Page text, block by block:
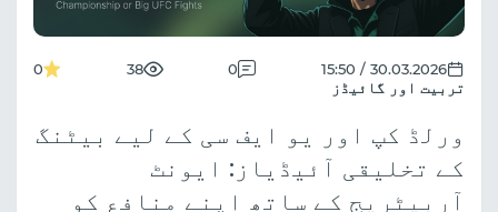
تربیت اور گائیڈز
30.03.2026 / 15:50
0
38
0
ورلڈ کپ اور یو ایف سی کے لیے بیٹنگ
کے تخلیقی آئیڈیاز: ایونٹ
آربیٹریج کے ساتھ اپنے منافع کو